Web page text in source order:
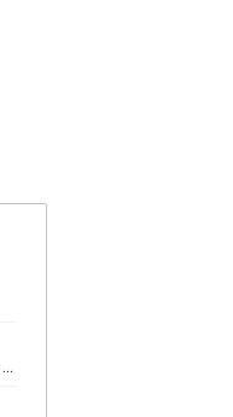
Росстат и аналитики сошлись в оценках темпов замедления экономики